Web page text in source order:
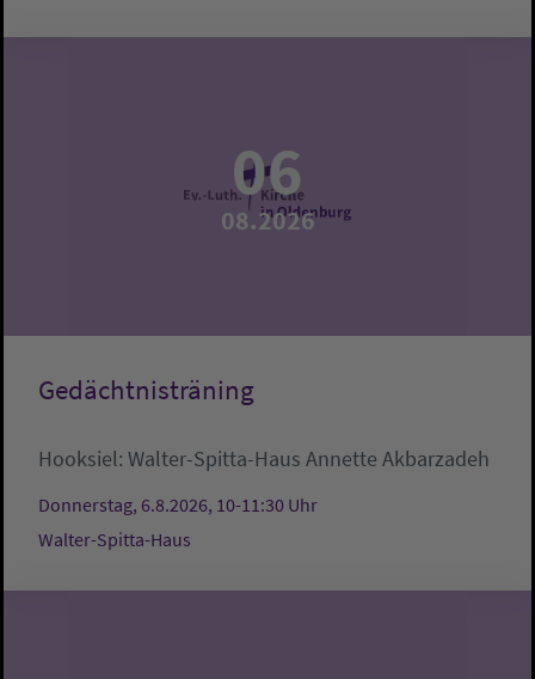
06
08.2026
Gedächtnisträning
Hooksiel: Walter-Spitta-Haus Annette Akbarzadeh
Donnerstag, 6.8.2026, 10-11:30 Uhr
Walter-Spitta-Haus